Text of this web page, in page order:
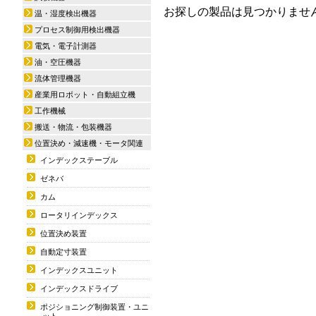
お探しの製品は見つかりませ
温・湿度検出機器
プロセス制御用検出機器
電気・電子計測器
油・空圧機器
流体管理機器
産業用ロボット・自動組立機
工作機械
搬送・物流・包装機器
位置決め・減速機・モータ関連
インデックステーブル
ゼネバ
カム
ロータリインデックス
位置決め装置
自動定寸装置
インデックスユニット
インデックスドライブ
ポジショニング制御装置・ユニ